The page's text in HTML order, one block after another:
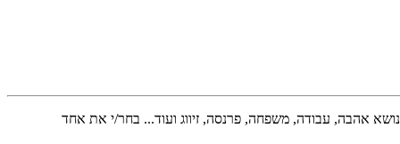
אהבה, עבודה, משפחה, פרנסה, זיווג ועוד... בחר/י את אחד